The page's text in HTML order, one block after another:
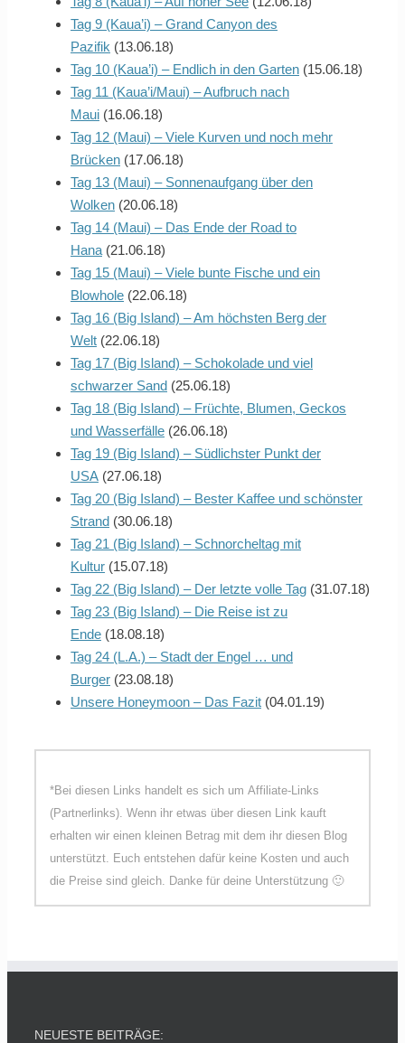
Tag 9 (Kaua’i) – Grand Canyon des
Pazifik (13.06.18)
Tag 10 (Kaua’i) – Endlich in den Garten (15.06.18)
Tag 11 (Kaua’i/Maui) – Aufbruch nach
Maui (16.06.18)
Tag 12 (Maui) – Viele Kurven und noch mehr
Brücken (17.06.18)
Tag 13 (Maui) – Sonnenaufgang über den
Wolken (20.06.18)
Tag 14 (Maui) – Das Ende der Road to
Hana (21.06.18)
Tag 15 (Maui) – Viele bunte Fische und ein
Blowhole (22.06.18)
Tag 16 (Big Island) – Am höchsten Berg der
Welt (22.06.18)
Tag 17 (Big Island) – Schokolade und viel
schwarzer Sand (25.06.18)
Tag 18 (Big Island) – Früchte, Blumen, Geckos
und Wasserfälle (26.06.18)
Tag 19 (Big Island) – Südlichster Punkt der
USA (27.06.18)
Tag 20 (Big Island) – Bester Kaffee und schönster
Strand (30.06.18)
Tag 21 (Big Island) – Schnorcheltag mit
Kultur (15.07.18)
Tag 22 (Big Island) – Der letzte volle Tag (31.07.18)
Tag 23 (Big Island) – Die Reise ist zu
Ende (18.08.18)
Tag 24 (L.A.) – Stadt der Engel … und
Burger (23.08.18)
Unsere Honeymoon – Das Fazit (04.01.19)
*Bei diesen Links handelt es sich um Affiliate-Links
(Partnerlinks). Wenn ihr etwas über diesen Link kauft
erhalten wir einen kleinen Betrag mit dem ihr diesen Blog
unterstützt. Euch entstehen dafür keine Kosten und auch
die Preise sind gleich. Danke für deine Unterstützung 🙂
NEUESTE BEITRÄGE: